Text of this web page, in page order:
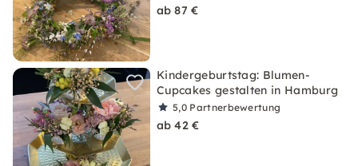
ab 87 €
Kindergeburtstag: Blumen-
Cupcakes gestalten in Hamburg
5,0 Partnerbewertung
ab 42 €